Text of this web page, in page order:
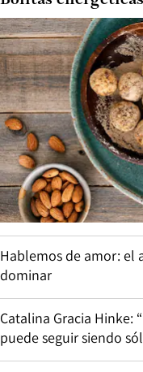
Hablemos de amor: el
dominar
Catalina Gracia Hinke:
puede seguir siendo